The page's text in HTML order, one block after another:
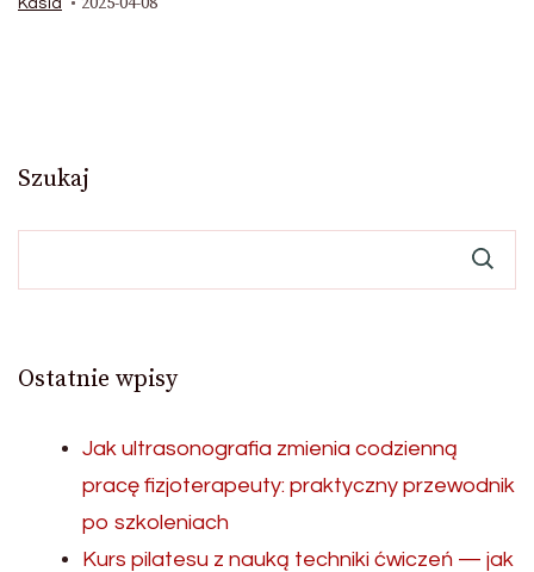
Kasia
Szukaj
Ostatnie wpisy
Jak ultrasonografia zmienia codzienną
pracę fizjoterapeuty: praktyczny przewodnik
po szkoleniach
Kurs pilatesu z nauką techniki ćwiczeń — jak